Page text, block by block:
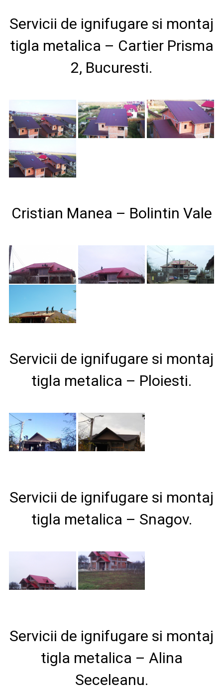
Servicii de ignifugare si montaj
tigla metalica – Cartier Prisma
2, Bucuresti.
Cristian Manea – Bolintin Vale
Servicii de ignifugare si montaj
tigla metalica – Ploiesti.
Servicii de ignifugare si montaj
tigla metalica – Snagov.
Servicii de ignifugare si montaj
tigla metalica – Alina
Seceleanu.